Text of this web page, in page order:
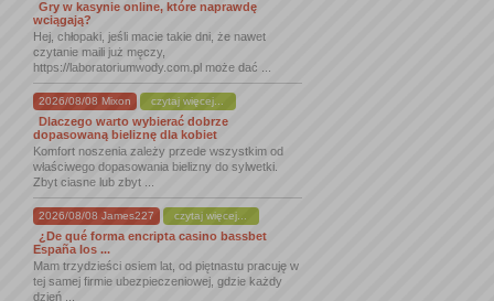
Gry w kasynie online, które naprawdę
wciągają?
Hej, chłopaki, jeśli macie takie dni, że nawet
czytanie maili już męczy,
https://laboratoriumwody.com.pl może dać ...
2026/08/08 Mixon czytaj więcej...
Dlaczego warto wybierać dobrze
dopasowaną bieliznę dla kobiet
Komfort noszenia zależy przede wszystkim od
właściwego dopasowania bielizny do sylwetki.
Zbyt ciasne lub zbyt ...
2026/08/08 James227 czytaj więcej...
¿De qué forma encripta casino bassbet
España los ...
Mam trzydzieści osiem lat, od piętnastu pracuję w
tej samej firmie ubezpieczeniowej, gdzie każdy
dzień ...